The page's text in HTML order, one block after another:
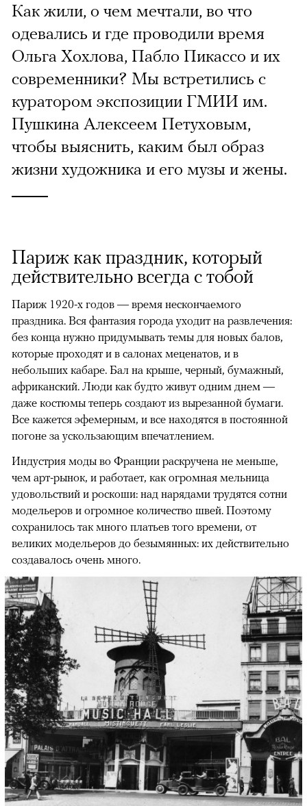
Как жили, о чем мечтали, во что
одевались и где проводили время
Ольга Хохлова, Пабло Пикассо и их
современники? Мы встретились с
куратором экспозиции ГМИИ им.
Пушкина Алексеем Петуховым,
чтобы выяснить, каким был образ
жизни художника и его музы и жены.
Париж как праздник, который
действительно всегда с тобой
Париж 1920-х годов — время нескончаемого
праздника. Вся фантазия города уходит на развлечения:
без конца нужно придумывать темы для новых балов,
которые проходят и в салонах меценатов, и в
небольших кабаре. Бал на крыше, черный, бумажный,
африканский. Люди как будто живут одним днем —
даже костюмы теперь создают из вырезанной бумаги.
Все кажется эфемерным, и все находятся в постоянной
погоне за ускользающим впечатлением.
Индустрия моды во Франции раскручена не меньше,
чем арт-рынок, и работает, как огромная мельница
удовольствий и роскоши: над нарядами трудятся сотни
модельеров и огромное количество швей. Поэтому
сохранилось так много платьев того времени, от
великих модельеров до безымянных: их действительно
создавалось очень много.